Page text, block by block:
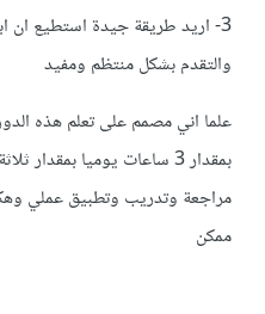
3- اريد طريقة جيدة استطيع ان
والتقدم بشكل منتظم ومفيد
بمقدار 3 ساعات يوميا بمقدار
مراجعة وتدريب وتطبيق عملي
ممكن